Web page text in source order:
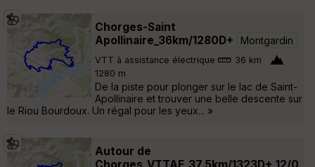
Chorges-Saint
Apollinaire_36km/1280D+
Montgardin
VTT à assistance électrique
36 km
1280 m
De la piste pour plonger sur le lac de Saint-
Apollinaire et trouver une belle descente sur
le Riou Bourdoux. Un régal pour les yeux... »
Autour de
Chorges_VTTAE_37,5km/1323D+_12/0